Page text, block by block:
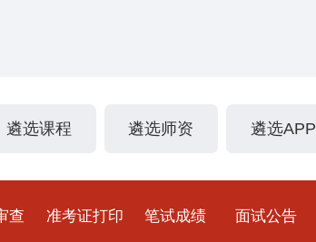
遴选课程 遴选师资 遴选APP
查 准考证打印 笔试成绩 面试公告